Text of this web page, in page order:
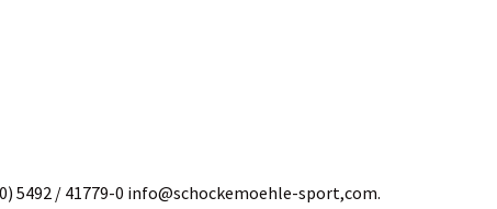
5492 / 41779-0 info@schockemoehle-sport,com.